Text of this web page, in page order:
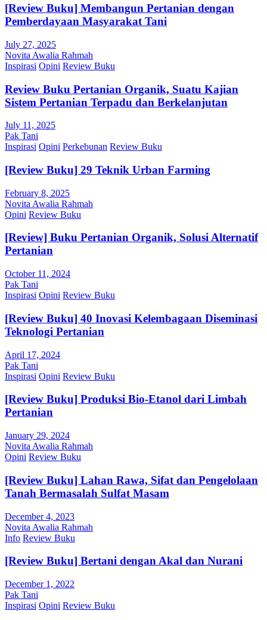
[Review Buku] Membangun Pertanian dengan
Pemberdayaan Masyarakat Tani
July 27, 2025
Novita Awalia Rahmah
Inspirasi Opini Review Buku
Review Buku Pertanian Organik, Suatu Kajian
Sistem Pertanian Terpadu dan Berkelanjutan
July 11, 2025
Pak Tani
Inspirasi Opini Perkebunan Review Buku
[Review Buku] 29 Teknik Urban Farming
February 8, 2025
Novita Awalia Rahmah
Opini Review Buku
[Review] Buku Pertanian Organik, Solusi Alternatif
Pertanian
October 11, 2024
Pak Tani
Inspirasi Opini Review Buku
[Review Buku] 40 Inovasi Kelembagaan Diseminasi
Teknologi Pertanian
April 17, 2024
Pak Tani
Inspirasi Opini Review Buku
[Review Buku] Produksi Bio-Etanol dari Limbah
Pertanian
January 29, 2024
Novita Awalia Rahmah
Opini Review Buku
[Review Buku] Lahan Rawa, Sifat dan Pengelolaan
Tanah Bermasalah Sulfat Masam
December 4, 2023
Novita Awalia Rahmah
Info Review Buku
[Review Buku] Bertani dengan Akal dan Nurani
December 1, 2022
Pak Tani
Inspirasi Opini Review Buku